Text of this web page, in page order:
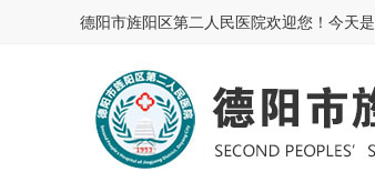
德阳市旌阳区第二人民医院欢迎您！今天是